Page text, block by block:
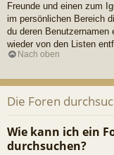
Freunde und einen zum
im persönlichen Bereich
du deren
wieder von den Listen
Nach oben
Die Foren
Wie kann ich ein
durchsuchen?